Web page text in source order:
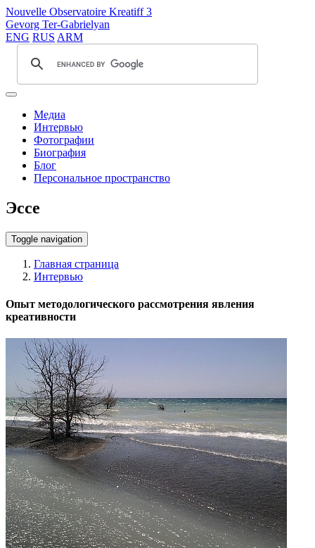
Nouvelle Observatoire Kreatiff 3
Gevorg Ter-Gabrielyan
ENG RUS ARM
Медиа
Интервью
Фотографии
Биография
Блог
Персональное пространство
Эссе
Toggle navigation
Главная страница
Интервью
Опыт методологического рассмотрения явления
креативности